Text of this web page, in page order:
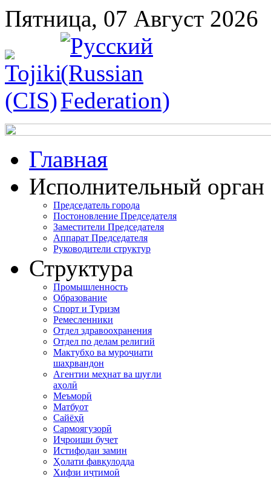
Пятница, 07 Август 2026
Главная
Исполнительный орган
Председатель города
Постоновление Председателя
Заместители Председателя
Аппарат Председателя
Руководители структур
Структура
Промышленность
Образование
Спорт и Туризм
Ремесленники
Отдел здравоохранения
Отдел по делам религий
Мактубҳо ва муроҷиати
шаҳрвандон
Агентии меҳнат ва шуғли
аҳолӣ
Меъморӣ
Матбуот
Сайёҳӣ
Сармоягузорӣ
Иҷроиши буҷет
Истифодаи замин
Ҳолати фавқулодда
Хифзи иҷтимоӣ